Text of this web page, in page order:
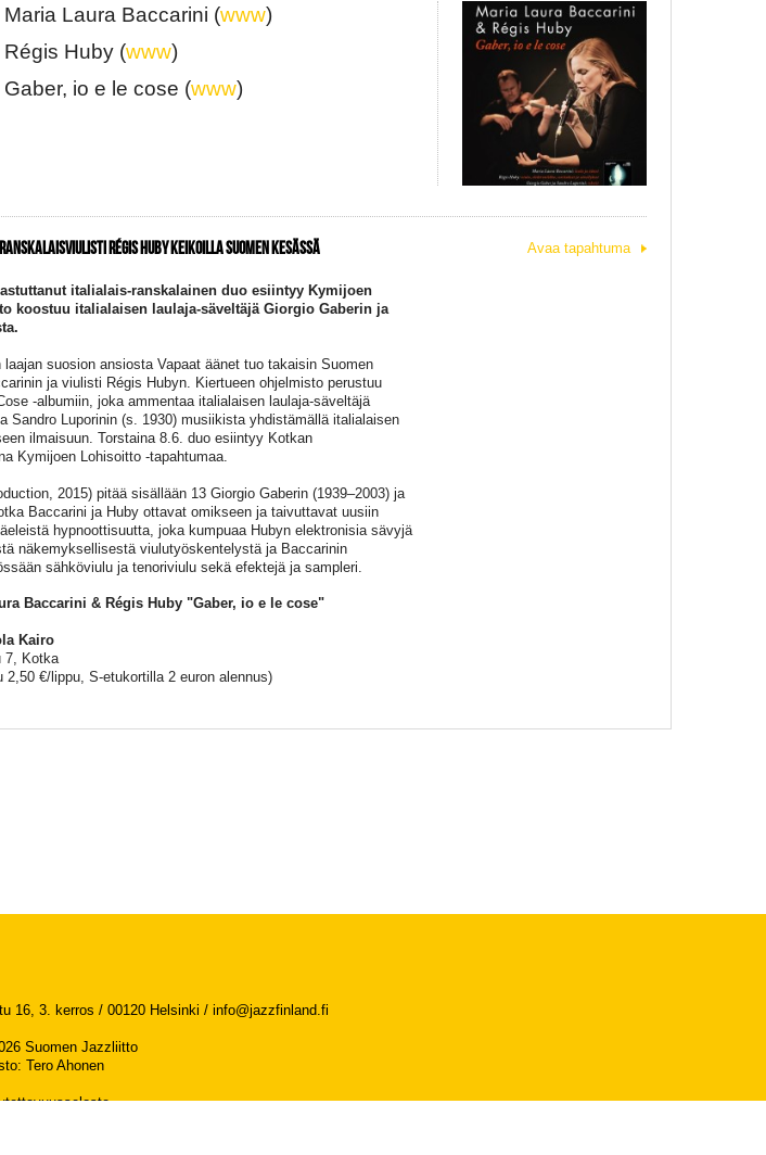
Maria Laura Baccarini (www)
Régis Huby (www)
Gaber, io e le cose (www)
RÉGIS HUBY KEIKOILLA SUOMEN KESÄSSÄ
italialais-ranskalainen duo esiintyy Kymijoen
koostuu italialaisen laulaja-säveltäjä Giorgio Gaberin ja
suosion ansiosta Vapaat äänet tuo takaisin Suomen
ja viulisti Régis Hubyn. Kiertueen ohjelmisto perustuu
-albumiin, joka ammentaa italialaisen laulaja-säveltäjä
Sandro Luporinin (s. 1930) musiikista yhdistämällä italialaisen
ilmaisuun. Torstaina 8.6. duo esiintyy Kotkan
Kymijoen Lohisoitto -tapahtumaa.
2015) pitää sisällään 13 Giorgio Gaberin (1939–2003) ja
Baccarini ja Huby ottavat omikseen ja taivuttavat uusiin
hypnoottisuutta, joka kumpuaa Hubyn elektronisia sävyjä
näkemyksellisestä viulutyöskentelystä ja Baccarinin
sähköviulu ja tenoriviulu sekä efektejä ja sampleri.
Baccarini & Régis Huby "Gaber, io e le cose"
Kairo
7, Kotka
€/lippu, S-etukortilla 2 euron alennus)
Avaa tapahtuma
16, 3. kerros / 00120 Helsinki / info@jazzfinland.fi
Suomen Jazzliitto
: Tero Ahonen